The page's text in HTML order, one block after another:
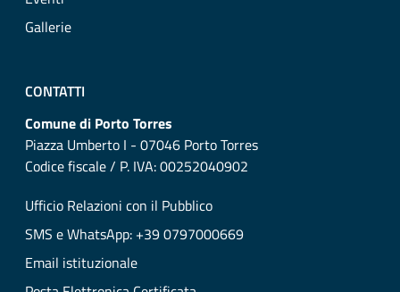
Gallerie
CONTATTI
Comune di Porto Torres
Piazza Umberto I - 07046 Porto Torres
Codice fiscale / P. IVA: 00252040902
Ufficio Relazioni con il Pubblico
SMS e WhatsApp: +39 0797000669
Email istituzionale